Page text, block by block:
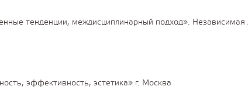
тенденции, междисциплинарный подход». Независимая
эффективность, эстетика» г. Москва